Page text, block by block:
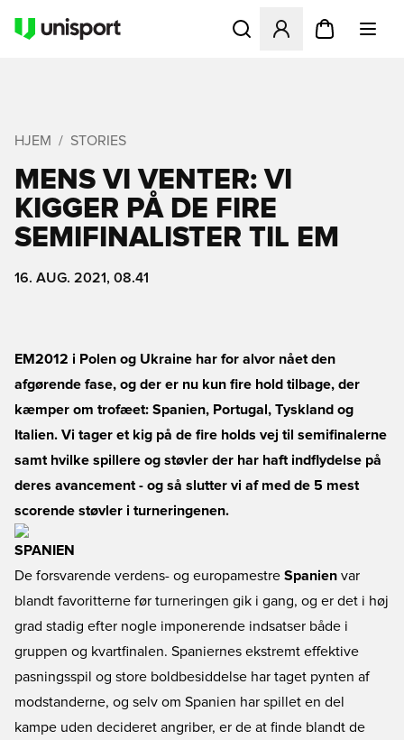
Åbner en Modal til at
HJEM STORIES
MENS VI VENTER: VI
KIGGER PÅ DE FIRE
SEMIFINALISTER TIL EM
16. AUG. 2021, 08.41
EM2012 i Polen og Ukraine har for alvor nået den
afgørende fase, og der er nu kun fire hold tilbage, der
kæmper om trofæet: Spanien, Portugal, Tyskland og
Italien. Vi tager et kig på de fire holds vej til semifinalerne
samt hvilke spillere og støvler der har haft indflydelse på
deres avancement - og så slutter vi af med de 5 mest
scorende støvler i turneringenen.
SPANIEN
De forsvarende verdens- og europamestre Spanien var
blandt favoritterne før turneringen gik i gang, og er det i høj
grad stadig efter nogle imponerende indsatser både i
gruppen og kvartfinalen. Spaniernes ekstremt effektive
pasningsspil og store boldbesiddelse har taget pynten af
modstanderne, og selv om Spanien har spillet en del
kampe uden decideret angriber, er de at finde blandt de